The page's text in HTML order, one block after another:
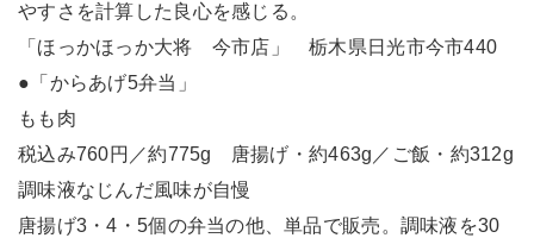
やすさを計算した良心を感じる。
「ほっかほっか大将 今市店」 栃木県日光市今市440
●「からあげ5弁当」
もも肉
税込み760円／約775g 唐揚げ・約463g／ご飯・約312g
調味液なじんだ風味が自慢
唐揚げ3・4・5個の弁当の他、単品で販売。調味液を30